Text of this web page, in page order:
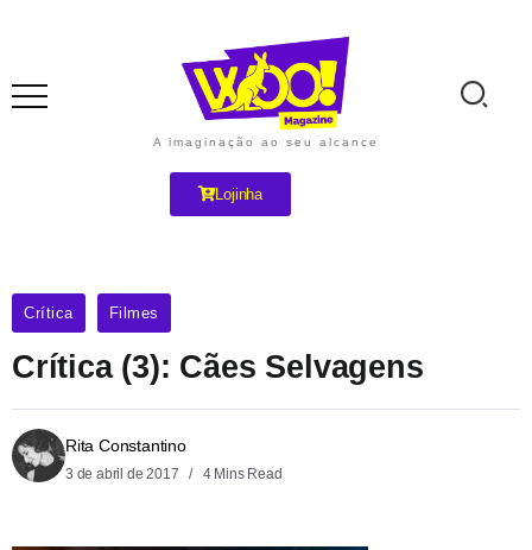
A imaginação ao seu alcance
Lojinha
Crítica Filmes
Crítica (3): Cães Selvagens
Rita Constantino
3 de abril de 2017 4 Mins Read